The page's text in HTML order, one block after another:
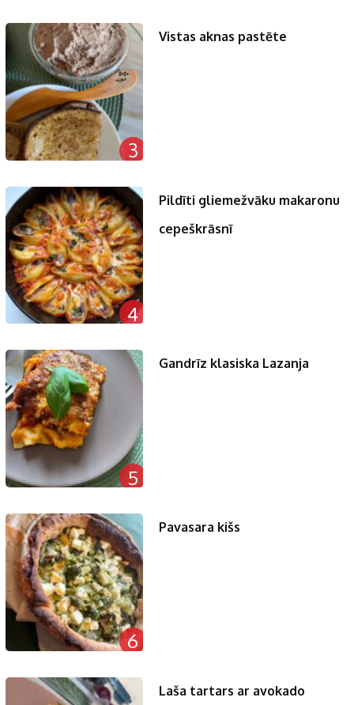
3
Vistas aknas pastēte
4
Pildīti gliemežvāku makaronu
cepeškrāsnī
5
Gandrīz klasiska Lazanja
6
Pavasara kišs
Laša tartars ar avokado